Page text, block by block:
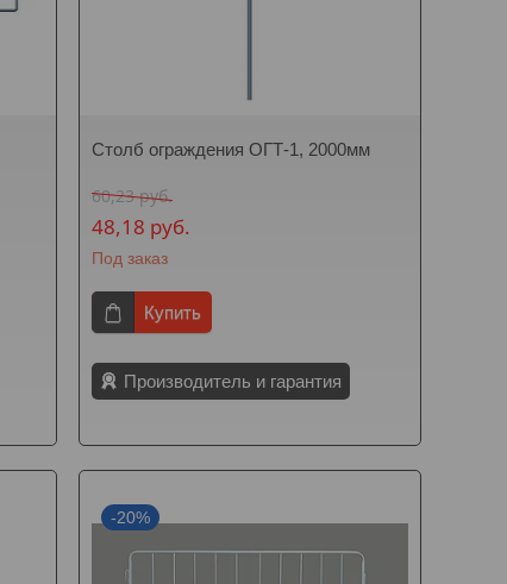
Столб ограждения ОГТ-1, 2000мм
60,23руб.
48,18 руб.
Под заказ
Купить
Производитель и гарантия
-20%